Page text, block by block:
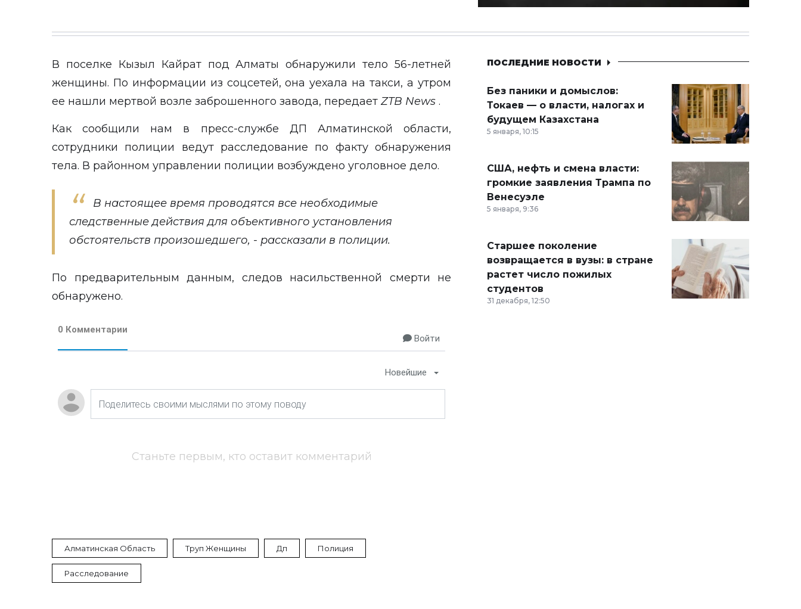
В поселке Кызыл Кайрат под Алматы обнаружили тело 56-летней
женщины. По информации из соцсетей, она уехала на такси, а утром
ее нашли мертвой возле заброшенного завода, передает ZTB News .
Как сообщили нам в пресс-службе ДП Алматинской области,
сотрудники полиции ведут расследование по факту обнаружения
тела. В районном управлении полиции возбуждено уголовное дело.
В настоящее время проводятся все необходимые
следственные действия для объективного установления
обстоятельств произошедшего, - рассказали в полиции.
По предварительным данным, следов насильственной смерти не
обнаружено.
0 Комментарии
Войти
Новейшие
Станьте первым, кто оставит комментарий
Алматинская Область Труп Женщины Дп Полиция
Расследование
ПОСЛЕДНИЕ НОВОСТИ
Без паники и домыслов:
Токаев — о власти, налогах и
будущем Казахстана
5 января, 10:15
США, нефть и смена власти:
громкие заявления Трампа по
Венесуэле
5 января, 9:36
Старшее поколение
возвращается в вузы: в стране
растет число пожилых
студентов
31 декабря, 12:50